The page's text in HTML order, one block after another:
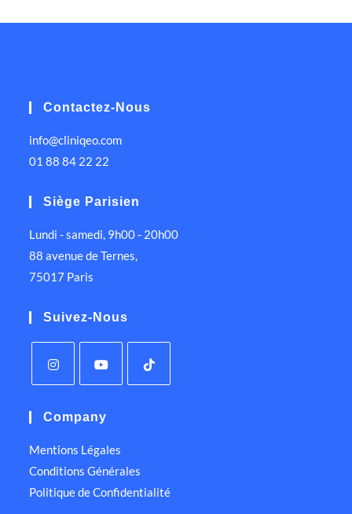
Contactez-Nous
info@cliniqeo.com
01 88 84 22 22
Siège Parisien
Lundi - samedi, 9h00 - 20h00
88 avenue de Ternes,
75017 Paris
Suivez-Nous
Company
Mentions Légales
Conditions Générales
Politique de Confidentialité